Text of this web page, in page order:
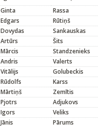
Ginta Rassa
Edgars Rūtiņš
Dovydas Sankauskas
Artūrs Šits
Mārcis Standzenieks
Andris Valerts
Vitālijs Golubeckis
Rūdolfs Karss
Mārtiņš Zemītis
Pjotrs Adjukovs
Igors Veliks
Jānis Pārums